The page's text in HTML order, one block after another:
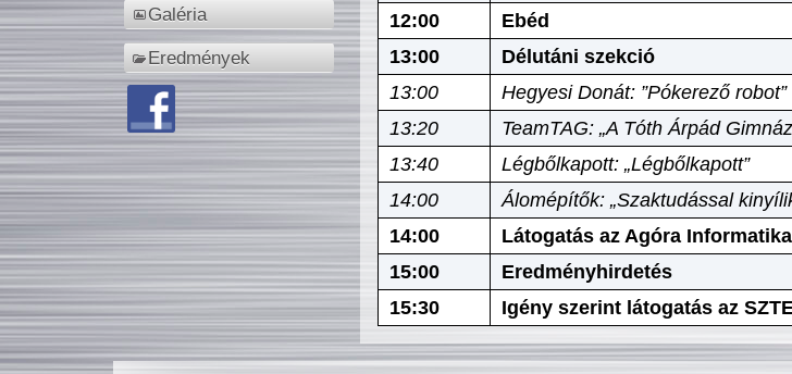
Galéria
Eredmények
12:00
Ebéd
13:00
Délutáni szekció
13:00
Hegyesi Donát: ”Pókerező robot”
13:20
TeamTAG: „A Tóth Árpád
13:40
Légbőlkapott: „Légbőlkapott”
14:00
Álomépítők: „Szaktudással
14:00
Látogatás az Agóra
15:00
Eredményhirdetés
15:30
Igény szerint látogatás az